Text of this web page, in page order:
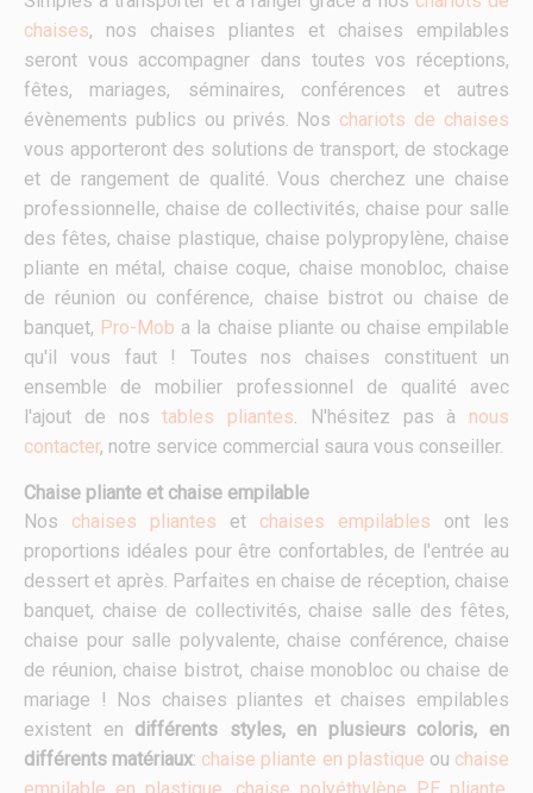
chaises, nos chaises pliantes et chaises empilables
seront vous accompagner dans toutes vos réceptions,
fêtes, mariages, séminaires, conférences et autres
évènements publics ou privés. Nos chariots de chaises
vous apporteront des solutions de transport, de stockage
et de rangement de qualité. Vous cherchez une chaise
professionnelle, chaise de collectivités, chaise pour salle
des fêtes, chaise plastique, chaise polypropylène, chaise
pliante en métal, chaise coque, chaise monobloc, chaise
de réunion ou conférence, chaise bistrot ou chaise de
banquet, Pro-Mob a la chaise pliante ou chaise empilable
qu'il vous faut ! Toutes nos chaises constituent un
ensemble de mobilier professionnel de qualité avec
l'ajout de nostables pliantes. N'hésitez pas à nous
contacter, notre service commercial saura vous conseiller.
Chaise pliante et chaise empilable
Nos chaises pliantes et chaises empilables ont les
proportions idéales pour être confortables, de l'entrée au
dessert et après. Parfaites en chaise de réception, chaise
banquet, chaise de collectivités, chaise salle des fêtes,
chaise pour salle polyvalente, chaise conférence, chaise
de réunion, chaise bistrot, chaise monobloc ou chaise de
mariage ! Nos chaises pliantes et chaises empilables
existent en différents styles, en plusieurs coloris, en
différents matériaux: chaise pliante en plastique ou chaise